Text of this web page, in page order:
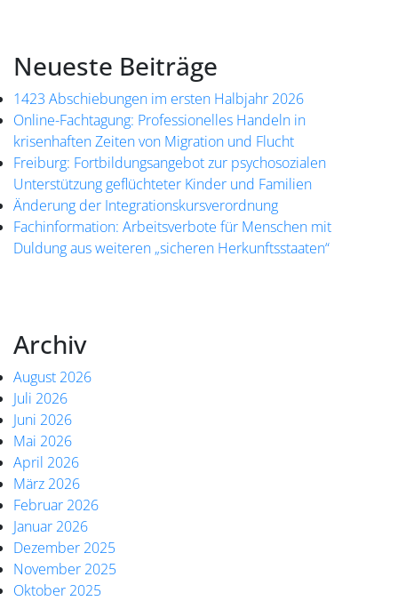
Neueste Beiträge
1423 Abschiebungen im ersten Halbjahr 2026
Online-Fachtagung: Professionelles Handeln in
krisenhaften Zeiten von Migration und Flucht
Freiburg: Fortbildungsangebot zur psychosozialen
Unterstützung geflüchteter Kinder und Familien
Änderung der Integrationskursverordnung
Fachinformation: Arbeitsverbote für Menschen mit
Duldung aus weiteren „sicheren Herkunftsstaaten“
Archiv
August 2026
Juli 2026
Juni 2026
Mai 2026
April 2026
März 2026
Februar 2026
Januar 2026
Dezember 2025
November 2025
Oktober 2025